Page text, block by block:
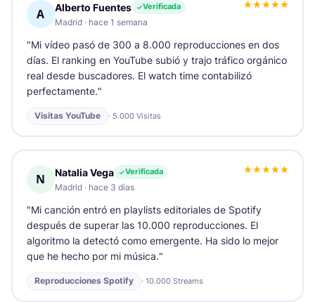
A Alberto Fuentes Verificada
Madrid· hace 1 semana
"Mi vídeo pasó de 300 a 8.000 reproducciones en dos
días. El ranking en YouTube subió y trajo tráfico orgánico
real desde buscadores. El watch time contabilizó
perfectamente."
Visitas YouTube · 5.000 Visitas
N Natalia Vega Verificada
Madrid· hace 3 días
"Mi canción entró en playlists editoriales de Spotify
después de superar las 10.000 reproducciones. El
algoritmo la detectó como emergente. Ha sido lo mejor
que he hecho por mi música."
Reproducciones Spotify · 10.000 Streams